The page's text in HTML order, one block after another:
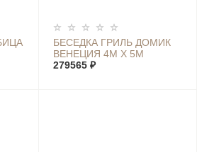
БЕСЕДКА ГРИЛЬ ДОМИК
ВЕНЕЦИЯ 4М Х 5М
279565 ₽